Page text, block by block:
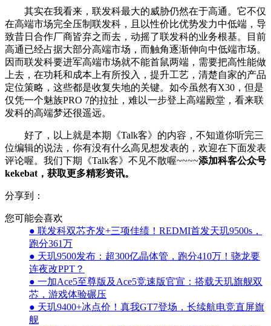
其实在我看来，联发科最大的威胁仍然在于高通。它不仅
在高端市场完全压制联发科，且以性价比优势发力中低端，导
致昔日合作厂商皆弃之而去，动摇了联发科的业务根基。目前
高通已经占据大部分高端市场，而触角逐渐伸向中低端市场。
因而联发科要进军高端市场就不能首鼠两端，需要把高性能做
上去，在功耗和成本上有所投入，提升工艺，清楚自家的产品
定位策略，这些都是收复失地的关键。如今虽然有X30，但是
仅凭一个魅族PRO 7的拉扯，难以一步登上高端殿堂，看来联
发科的高端梦还很遥远。
好了，以上就是本期《Talk客》的内容，不知道你听完三
位编辑的说法，你有没有什么高见想发表的，欢迎在下面发表
评论喔。我们下期《Talk客》不见不散喔~~~~添加科客公众号
kekebat，获取更多精彩资讯。
分享到：
您可能会喜欢
● 联发科双芯齐发+三项佳绩！REDMI首发天玑9500s，
跑分361万
● 天玑9500发布：超300亿晶体管，跑分410万！骁龙要
连夜改PPT？
● 一加Ace5至尊版及Ace5竞速版官宣：搭载天玑旗舰双
芯，游戏体验碾压
● 天玑9400+冰点价！真我GT7登场，长续航电竞直屏旗
舰